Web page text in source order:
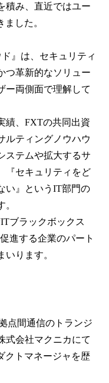
積み、直近ではユー
した。
』は、セキュリティ
つ革新的なソリュー
ー両側面で理解して
績、FXTの共同出資
ルティングノウハウ
ステムや拡大するサ
『セキュリティをど
い』というIT部門の
ブラックボックス
進する企業のパート
ります。
点間通信のトランジ
式会社マクニカにて
クトマネージャを歴